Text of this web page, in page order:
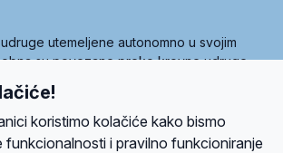
utemeljene autonomno u svojim
su povezane preko krovne udruge
obitelj utemeljilo je sedam članica, među
Radio Marija.
koristimo kolačiće kako bismo
funkcionalnosti i pravilno funkcioniranje